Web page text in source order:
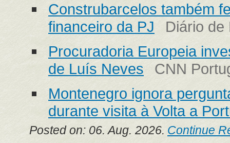
Construbarcelos também
financeiro da PJ
Diário de
Procuradoria Europeia
de Luís Neves
CNN
Montenegro ignora
durante visita à Volta a
Posted on: 06. Aug. 2026. Continue